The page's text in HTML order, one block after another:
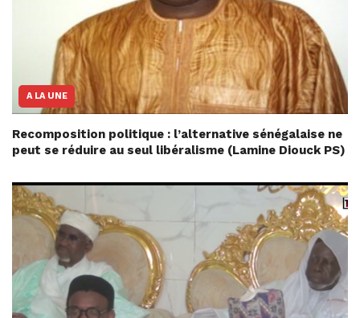
A LA UNE
Recomposition politique : l’alternative sénégalaise ne
peut se réduire au seul libéralisme (Lamine Diouck PS)